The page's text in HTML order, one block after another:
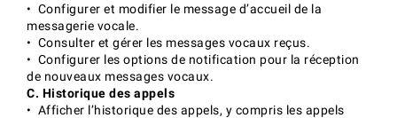
• Configurer et modifier le message d’accueil de la
messagerie vocale.
• Consulter et gérer les messages vocaux reçus.
• Configurer les options de notification pour la réception
de nouveaux messages vocaux.
C. Historique des appels
• Afficher l’historique des appels, y compris les appels